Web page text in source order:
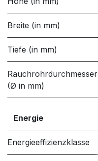
Breite (in mm)
Tiefe (in mm)
Rauchrohrdurchmesser
(Ø in mm)
Energie
Energieeffizienzklasse